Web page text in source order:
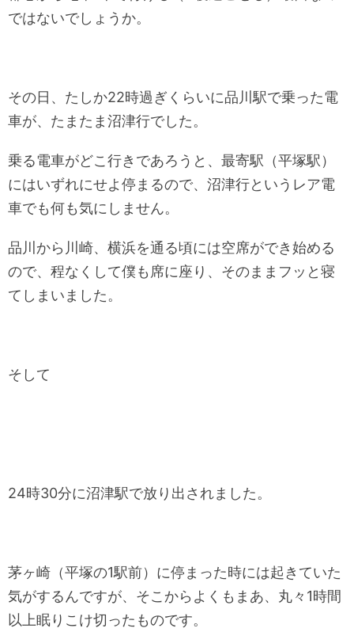
ではないでしょうか。
その日、たしか22時過ぎくらいに品川駅で乗った電
車が、たまたま沼津行でした。
乗る電車がどこ行きであろうと、最寄駅（平塚駅）
にはいずれにせよ停まるので、沼津行というレア電
車でも何も気にしません。
品川から川崎、横浜を通る頃には空席ができ始める
ので、程なくして僕も席に座り、そのままフッと寝
てしまいました。
そして
24時30分に沼津駅で放り出されました。
茅ヶ崎（平塚の1駅前）に停まった時には起きていた
気がするんですが、そこからよくもまあ、丸々1時間
以上眠りこけ切ったものです。